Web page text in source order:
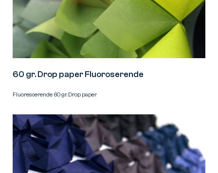
60 gr. Drop paper Fluoroserende
Fluorescerende 60 gr. Drop paper